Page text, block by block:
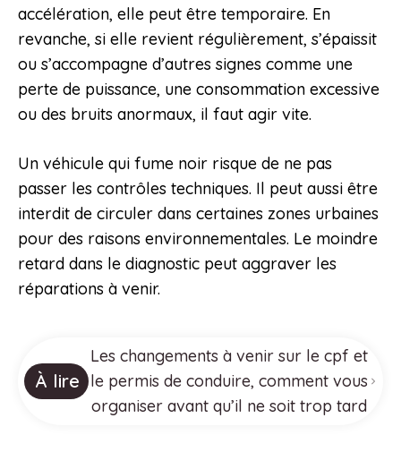
accélération, elle peut être temporaire. En
revanche, si elle revient régulièrement, s’épaissit
ou s’accompagne d’autres signes comme une
perte de puissance, une consommation excessive
ou des bruits anormaux, il faut agir vite.
Un véhicule qui fume noir risque de ne pas
passer les contrôles techniques. Il peut aussi être
interdit de circuler dans certaines zones urbaines
pour des raisons environnementales. Le moindre
retard dans le diagnostic peut aggraver les
réparations à venir.
À lire
Les changements à venir sur le cpf et
le permis de conduire, comment vous
organiser avant qu’il ne soit trop tard